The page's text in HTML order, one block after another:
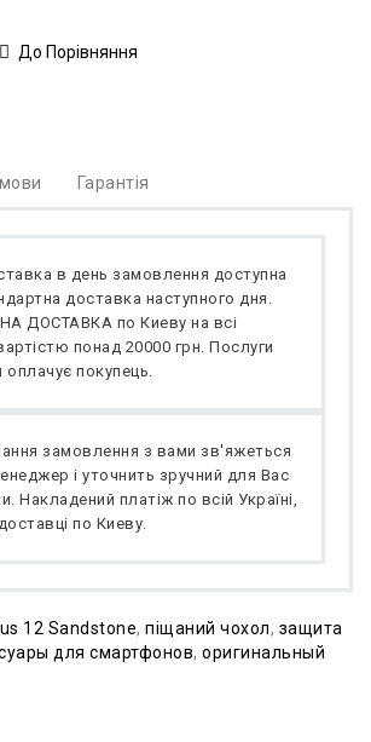
До Порівняння
Гарантія
в день замовлення доступна
доставка наступного дня.
ДОСТАВКА по Киеву на всі
понад 20000 грн. Послуги
покупець.
замовлення з вами зв'яжеться
і уточнить зручний для Вас
Накладений платіж по всій Україні,
по Киеву.
12 Sandstone, піщаний чохол, защита
для смартфонов, оригинальный